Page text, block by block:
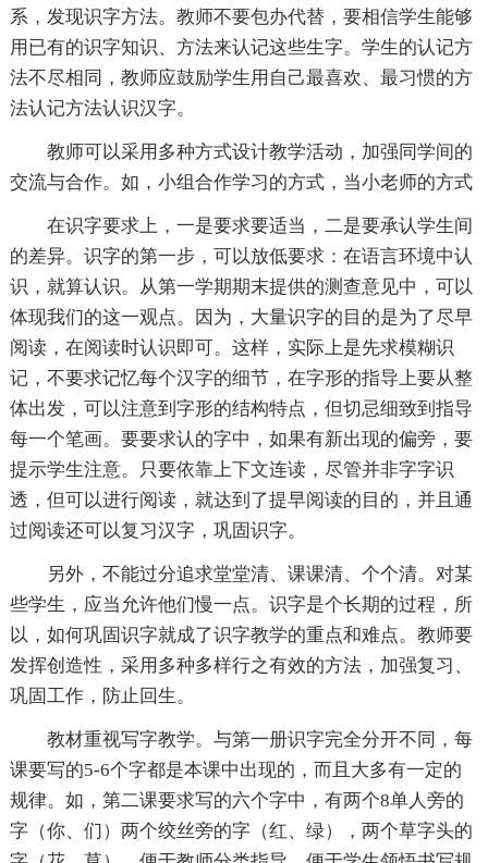
系，发现识字方法。教师不要包办代替，要相信学生能够
用已有的识字知识、方法来认记这些生字。学生的认记方
法不尽相同，教师应鼓励学生用自己最喜欢、最习惯的方
法认记方法认识汉字。
教师可以采用多种方式设计教学活动，加强同学间的
交流与合作。如，小组合作学习的方式，当小老师的方式
在识字要求上，一是要求要适当，二是要承认学生间
的差异。识字的第一步，可以放低要求：在语言环境中认
识，就算认识。从第一学期期末提供的测查意见中，可以
体现我们的这一观点。因为，大量识字的目的是为了尽早
阅读，在阅读时认识即可。这样，实际上是先求模糊识
记，不要求记忆每个汉字的细节，在字形的指导上要从整
体出发，可以注意到字形的结构特点，但切忌细致到指导
每一个笔画。要要求认的字中，如果有新出现的偏旁，要
提示学生注意。只要依靠上下文连读，尽管并非字字识
透，但可以进行阅读，就达到了提早阅读的目的，并且通
过阅读还可以复习汉字，巩固识字。
另外，不能过分追求堂堂清、课课清、个个清。对某
些学生，应当允许他们慢一点。识字是个长期的过程，所
以，如何巩固识字就成了识字教学的重点和难点。教师要
发挥创造性，采用多种多样行之有效的方法，加强复习、
巩固工作，防止回生。
教材重视写字教学。与第一册识字完全分开不同，每
课要写的5-6个字都是本课中出现的，而且大多有一定的
规律。如，第二课要求写的六个字中，有两个8单人旁的
字（你、们）两个绞丝旁的字（红、绿），两个草字头的